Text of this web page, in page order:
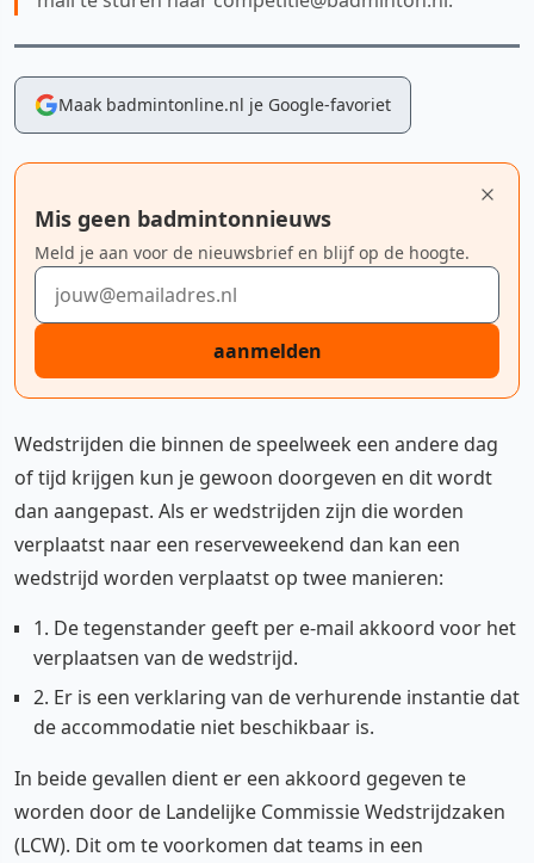
Maak badmintonline.nl je Google-favoriet
Mis geen badmintonnieuws
Meld je aan voor de nieuwsbrief en blijf op de hoogte.
E-mailadres
aanmelden
Wedstrijden die binnen de speelweek een andere dag
of tijd krijgen kun je gewoon doorgeven en dit wordt
dan aangepast. Als er wedstrijden zijn die worden
verplaatst naar een reserveweekend dan kan een
wedstrijd worden verplaatst op twee manieren:
1. De tegenstander geeft per e-mail akkoord voor het
verplaatsen van de wedstrijd.
2. Er is een verklaring van de verhurende instantie dat
de accommodatie niet beschikbaar is.
In beide gevallen dient er een akkoord gegeven te
worden door de Landelijke Commissie Wedstrijdzaken
(LCW). Dit om te voorkomen dat teams in een